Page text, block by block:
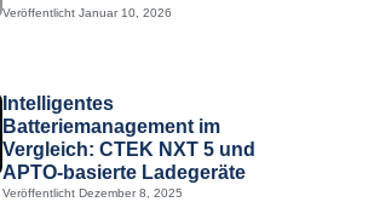
Veröffentlicht Januar 10, 2026
Intelligentes
Batteriemanagement im
Vergleich: CTEK NXT 5 und
APTO-basierte Ladegeräte
Veröffentlicht Dezember 8, 2025